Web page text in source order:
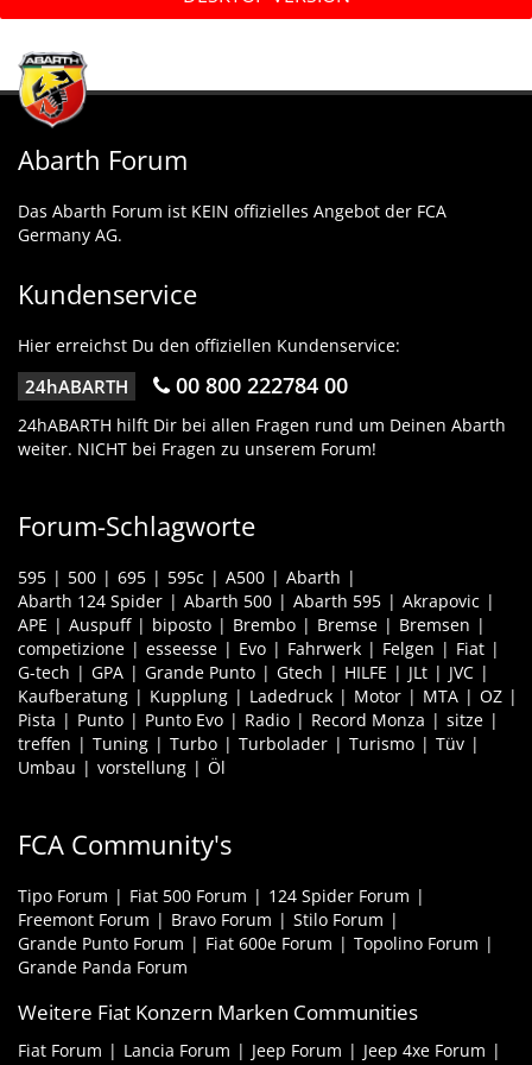
Abarth Forum
Das Abarth Forum ist KEIN offizielles Angebot der FCA
Germany AG.
Kundenservice
Hier erreichst Du den offiziellen Kundenservice:
24hABARTH 00 800 222784 00
24hABARTH hilft Dir bei allen Fragen rund um Deinen Abarth
weiter. NICHT bei Fragen zu unserem Forum!
Forum-Schlagworte
595 500 695 595c A500
Abarth
Abarth 124 Spider
Abarth 500 Abarth 595
Akrapovic
APE
Auspuff biposto Brembo Bremse
Bremsen
competizione
esseesse Evo Fahrwerk Felgen
Fiat
G-tech
GPA Grande Punto Gtech HILFE JLt
JVC
Kaufberatung
Kupplung Ladedruck Motor MTA
OZ
Pista
Punto Punto Evo Radio Record Monza
sitze
treffen
Tuning Turbo Turbolader Turismo
Tüv
Umbau
vorstellung Öl
FCA Community's
Tipo Forum Fiat 500 Forum
124 Spider Forum
Freemont Forum
Bravo Forum
Stilo Forum
Grande Punto Forum
Fiat 600e Forum
Topolino Forum
Grande Panda Forum
Weitere Fiat Konzern Marken Communities
Fiat Forum Lancia Forum Jeep Forum
Jeep 4xe Forum